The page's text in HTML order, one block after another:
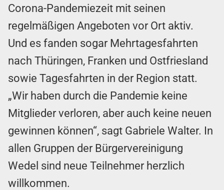
Corona-Pandemiezeit mit seinen
regelmäßigen Angeboten vor Ort aktiv.
Und es fanden sogar Mehrtagesfahrten
nach Thüringen, Franken und Ostfriesland
sowie Tagesfahrten in der Region statt.
„Wir haben durch die Pandemie keine
Mitglieder verloren, aber auch keine neuen
gewinnen können“, sagt Gabriele Walter. In
allen Gruppen der Bürgervereinigung
Wedel sind neue Teilnehmer herzlich
willkommen.